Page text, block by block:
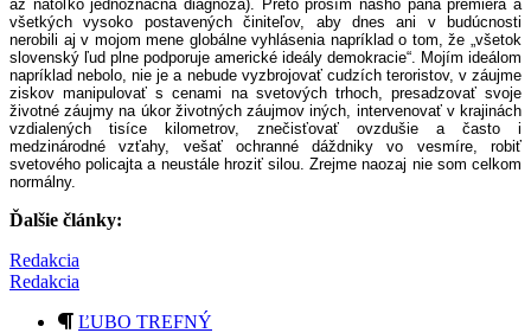
až natoľko jednoznačná diagnóza). Preto prosím nášho pána premiéra a
všetkých vysoko postavených činiteľov, aby dnes ani v budúcnosti
nerobili aj v mojom mene globálne vyhlásenia napríklad o tom, že „všetok
slovenský ľud plne podporuje americké ideály demokracie“. Mojím ideálom
napríklad nebolo, nie je a nebude vyzbrojovať cudzích teroristov, v záujme
ziskov manipulovať s cenami na svetových trhoch, presadzovať svoje
životné záujmy na úkor životných záujmov iných, intervenovať v krajinách
vzdialených tisíce kilometrov, znečisťovať ovzdušie a často i
medzinárodné vzťahy, vešať ochranné dáždniky vo vesmíre, robiť
svetového policajta a neustále hroziť silou. Zrejme naozaj nie som celkom
normálny.
Ďalšie články:
Redakcia
Redakcia
ĽUBO TREFNÝ